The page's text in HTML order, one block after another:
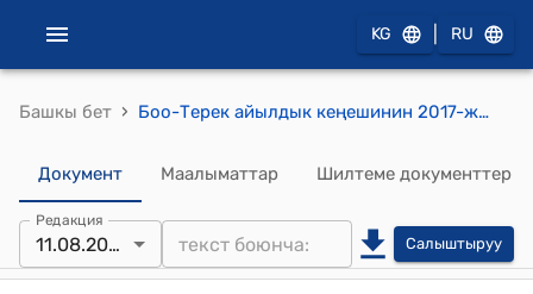
KG RU
Башкы бет › Боо-Терек айылдык кеңешинин 2017-жылдын 11-августундагы № 8 "Боо-Терек айыл аймагында жайгашкан көчөлөргө кум шагыл төшөө жөнүндө" токтому
Документ Маалыматтар Шилтеме документтер
Редакция
11.08.2017 Салыштыруу